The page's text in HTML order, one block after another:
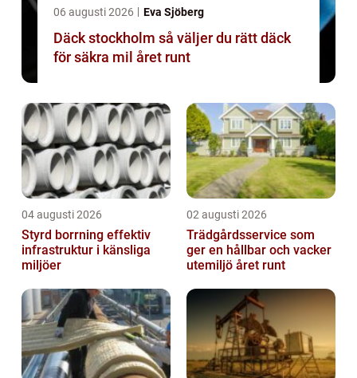
06 augusti 2026 Eva Sjöberg
Däck stockholm så väljer du rätt däck
för säkra mil året runt
04 augusti 2026
Styrd borrning effektiv
infrastruktur i känsliga
miljöer
02 augusti 2026
Trädgårdsservice som
ger en hållbar och vacker
utemiljö året runt